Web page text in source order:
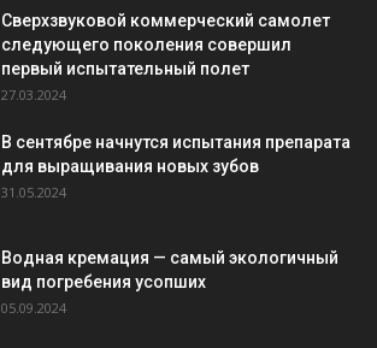
Сверхзвуковой коммерческий самолет
следующего поколения совершил
первый испытательный полет
27.03.2024
В сентябре начнутся испытания препарата
для выращивания новых зубов
31.05.2024
Водная кремация — самый экологичный
вид погребения усопших
05.09.2024